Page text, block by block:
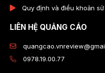
Quy định và điều khoản
LIÊN HỆ QUẢNG CÁO
0978.19.00.77